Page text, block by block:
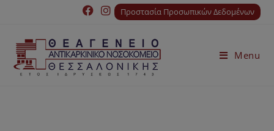
Προστασία Προσωπικών Δεδομένων
Menu